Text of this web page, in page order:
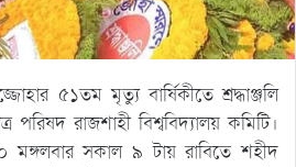
৫১তম মৃত্যু বার্ষিকীতে শ্রদ্ধাঞ্জলি
পরিষদ রাজশাহী বিশ্ববিদ্যালয় কমিটি।
সকাল ৯ টায় রাবিতে শহীদ